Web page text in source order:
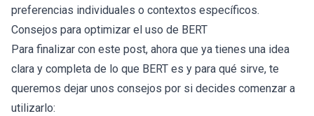
preferencias individuales o contextos específicos.
Consejos para optimizar el uso de BERT
Para finalizar con este post, ahora que ya tienes una idea
clara y completa de lo que BERT es y para qué sirve, te
queremos dejar unos consejos por si decides comenzar a
utilizarlo: